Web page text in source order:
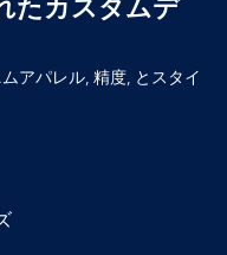
たカスタムデ
アパレル, 精度, とスタイ